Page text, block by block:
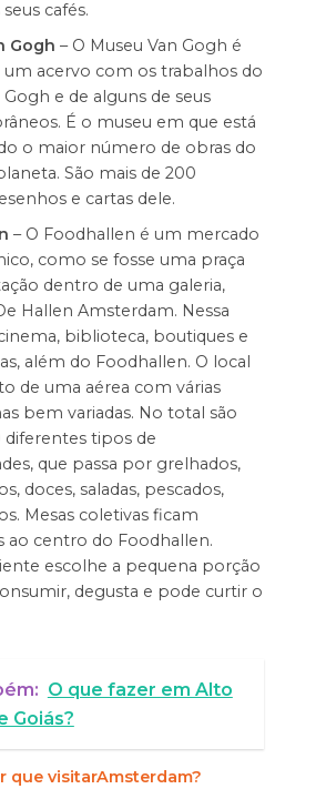
cafés.
Gogh – O Museu Van Gogh é
um acervo com os trabalhos do
e de alguns de seus
É o museu em que está
o maior número de obras do
São mais de 200
e cartas dele.
– O Foodhallen é um mercado
como se fosse uma praça
dentro de uma galeria,
Hallen Amsterdam. Nessa
biblioteca, boutiques e
além do Foodhallen. O local
de uma aérea com várias
bem variadas. No total são
diferentes tipos de
que passa por grelhados,
doces, saladas, pescados,
Mesas coletivas ficam
ao centro do Foodhallen.
escolhe a pequena porção
degusta e pode curtir o
O que fazer em Alto
Goiás?
que visitarAmsterdam?